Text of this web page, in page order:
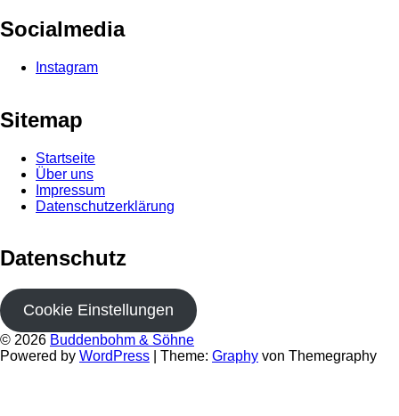
Socialmedia
Instagram
Sitemap
Startseite
Über uns
Impressum
Datenschutzerklärung
Datenschutz
Cookie Einstellungen
© 2026 Buddenbohm & Söhne
Powered by WordPress Theme: Graphy von Themegraphy